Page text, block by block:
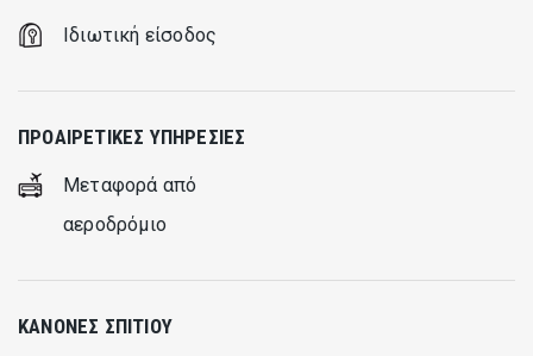
Ιδιωτική είσοδος
ΠΡΟΑΙΡΕΤΙΚΈΣ ΥΠΗΡΕΣΊΕΣ
Μεταφορά από
αεροδρόμιο
ΚΑΝΌΝΕΣ ΣΠΙΤΙΟΎ